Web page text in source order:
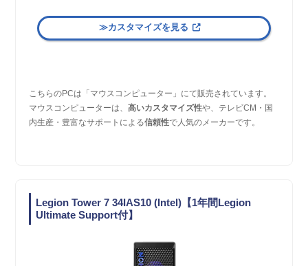
≫カスタマイズを見る
こちらのPCは「マウスコンピューター」にて販売されています。
マウスコンピューターは、高いカスタマイズ性や、テレビCM・国
内生産・豊富なサポートによる信頼性で人気のメーカーです。
Legion Tower 7 34IAS10 (Intel)【1年間Legion
Ultimate Support付】